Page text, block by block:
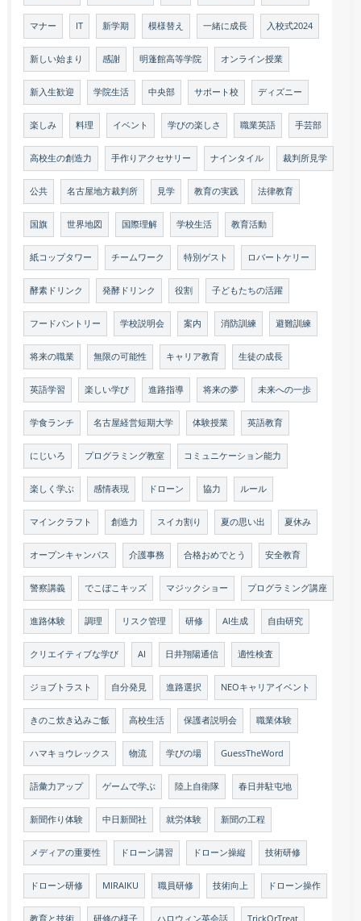
マナー IT 新学期 模様替え 一緒に成長 入校式2024
新しい始まり 感謝 明蓬館高等学院 オンライン授業
新入生歓迎 学院生活 中央部 サポート校 ディズニー
楽しみ 料理 イベント 学びの楽しさ 職業英語 手芸部
高校生の創造力 手作りアクセサリー ナインタイル 裁判所見学
公共 名古屋地方裁判所 見学 教育の実践 法律教育
国旗 世界地図 国際理解 学校生活 教育活動
紙コップタワー チームワーク 特別ゲスト ロバートケリー
酵素ドリンク 発酵ドリンク 役割 子どもたちの活躍
フードパントリー 学校説明会 案内 消防訓練 避難訓練
将来の職業 無限の可能性 キャリア教育 生徒の成長
英語学習 楽しい学び 進路指導 将来の夢 未来への一歩
学食ランチ 名古屋経営短期大学 体験授業 英語教育
にじいろ プログラミング教室 コミュニケーション能力
楽しく学ぶ 感情表現 ドローン 協力 ルール
マインクラフト 創造力 スイカ割り 夏の思い出 夏休み
オープンキャンパス 介護事務 合格おめでとう 安全教育
警察講義 でこぼこキッズ マジックショー プログラミング講座
進路体験 調理 リスク管理 研修 AI生成 自由研究
クリエイティブな学び AI 日井翔陽通信 適性検査
ジョブトラスト 自分発見 進路選択 NEOキャリアイベント
きのこ炊き込みご飯 高校生活 保護者説明会 職業体験
ハマキョウレックス 物流 学びの場 GuessTheWord
語彙力アップ ゲームで学ぶ 陸上自衛隊 春日井駐屯地
新聞作り体験 中日新聞社 就労体験 新聞の工程
メディアの重要性 ドローン講習 ドローン操縦 技術研修
ドローン研修 MIRAIKU 職員研修 技術向上 ドローン操作